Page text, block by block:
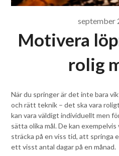
september
Motivera
rolig
När du springer är det inte bara
och rätt teknik – det ska vara
kan vara väldigt individuellt men
sätta olika mål. De kan
sträcka på en viss tid, att springa
ett visst antal dagar på en månad.